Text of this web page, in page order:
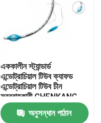
এককালীন স্ট্যান্ডার্ড
এন্ডোট্রাচিয়াল টিউব ক্যাফড
এন্ডোট্রাচিয়াল টিউব চীন
সরবরাহকারী CHENKANG
চিকিৎসা পণ্য
অনুসন্ধান পাঠান